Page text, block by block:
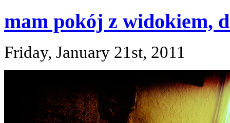
mam pokój z widokiem,
Friday, January 21st, 2011